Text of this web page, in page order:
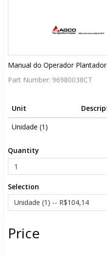
Manual do Operador
Part Number: 96980038CT
Unit
Unidade (1)
Quantity
Selection
Price